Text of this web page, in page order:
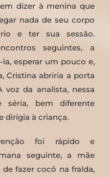
dizer à menina que
nada de seu corpo
e ter sua sessão.
seguintes, a
esperar um pouco e,
Cristina abriria a porta
voz da analista, nessa
séria, bem diferente
dirigia à criança.
foi rápido e
seguinte, a mãe
fazer cocô na fralda,